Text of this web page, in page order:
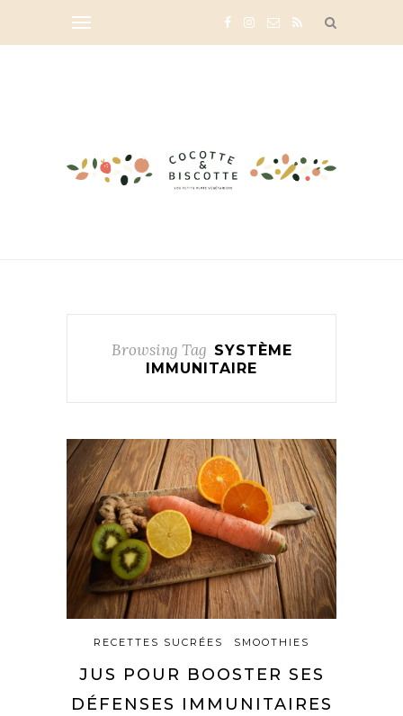
Browsing Tag SYSTÈME
IMMUNITAIRE
RECETTES SUCRÉES SMOOTHIES
JUS POUR BOOSTER SES
DÉFENSES IMMUNITAIRES